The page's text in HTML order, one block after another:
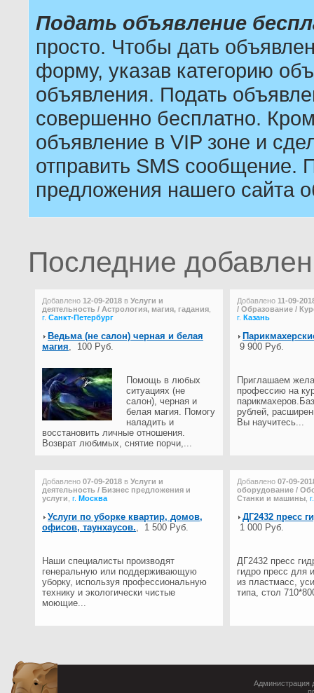
Подать объявление
просто. Чтобы дать
форму, указав категорию
объявления. Подать
совершенно бесплатно.
объявление в VIP зоне и
отправить SMS сообщение.
предложения нашего сайта
Последние
Добавлено 12-09-2018 в Услуги и
деятельность / Астрология, магия, гадания
г. Санкт-Петербург
Ведьма (не салон) черная и белая
магия, 100 Руб.
Помощь в любых
ситуациях (не
салон), черная и
белая магия. Помогу
наладить и
восстановить личные отношения.
Возврат любимых, снятие порчи,...
Добавлено 11-09-
/ Образование /
г. Казань
9 900 Руб.
Приглашаем
профессию на
рублей,
Вы научитесь...
Добавлено 07-09-2018 в Услуги и
деятельность / Бизнес предложения и
услуги г. Москва
Услуги по уборке квартир, домов,
офисов, таунхаусов., 1 500 Руб.
Наши специалисты производят
генеральную или поддерживающую
уборку, используя профессиональную
технику и экологически чистые
моющие...
Добавлено 07-09-
оборудование /
Станки и машины
ДГ2432 пресс
1 000 Руб.
ДГ2432 пресс
гидро пресс для
из пластмасс,
типа, стол
Администрация